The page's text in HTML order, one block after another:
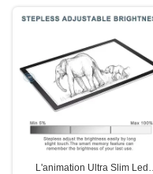
L'animation Ultra Slim Led